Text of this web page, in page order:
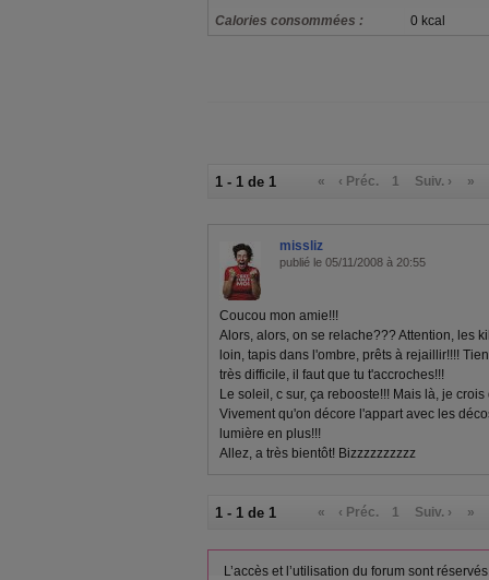
Calories consommées :
0 kcal
1 - 1 de 1 « ‹ Préc. 1 Suiv. › »
missliz
publié le 05/11/2008 à 20:55
Coucou mon amie!!!
Alors, alors, on se relache??? Attention, les
loin, tapis dans l'ombre, prêts à rejaillir!!!!
très difficile, il faut que tu t'accroches!!!
Le soleil, c sur, ça rebooste!!! Mais là, je
Vivement qu'on décore l'appart avec les
lumière en plus!!!
Allez, a très bientôt! Bizzzzzzzzzz
1 - 1 de 1 « ‹ Préc. 1 Suiv. › »
L’accès et l’utilisation du forum sont